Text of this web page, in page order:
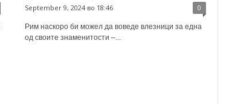
September 9, 2024 во 18:46 0
Рим наскоро би можел да воведе влезници за една
од своите знаменитости –...